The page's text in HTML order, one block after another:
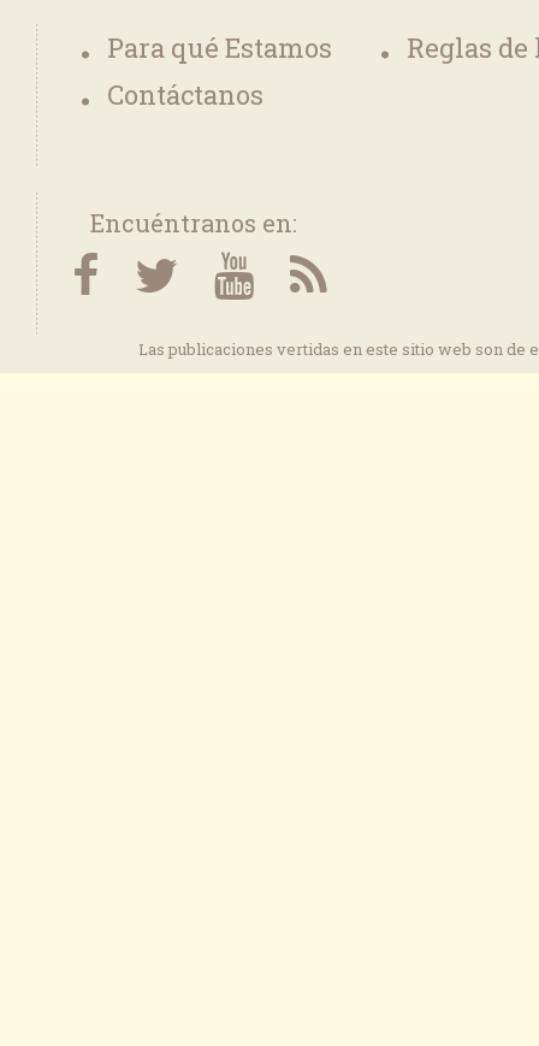
Para qué Estamos
Reglas
Contáctanos
Encuéntranos en:
Las publicaciones vertidas en este sitio web son de